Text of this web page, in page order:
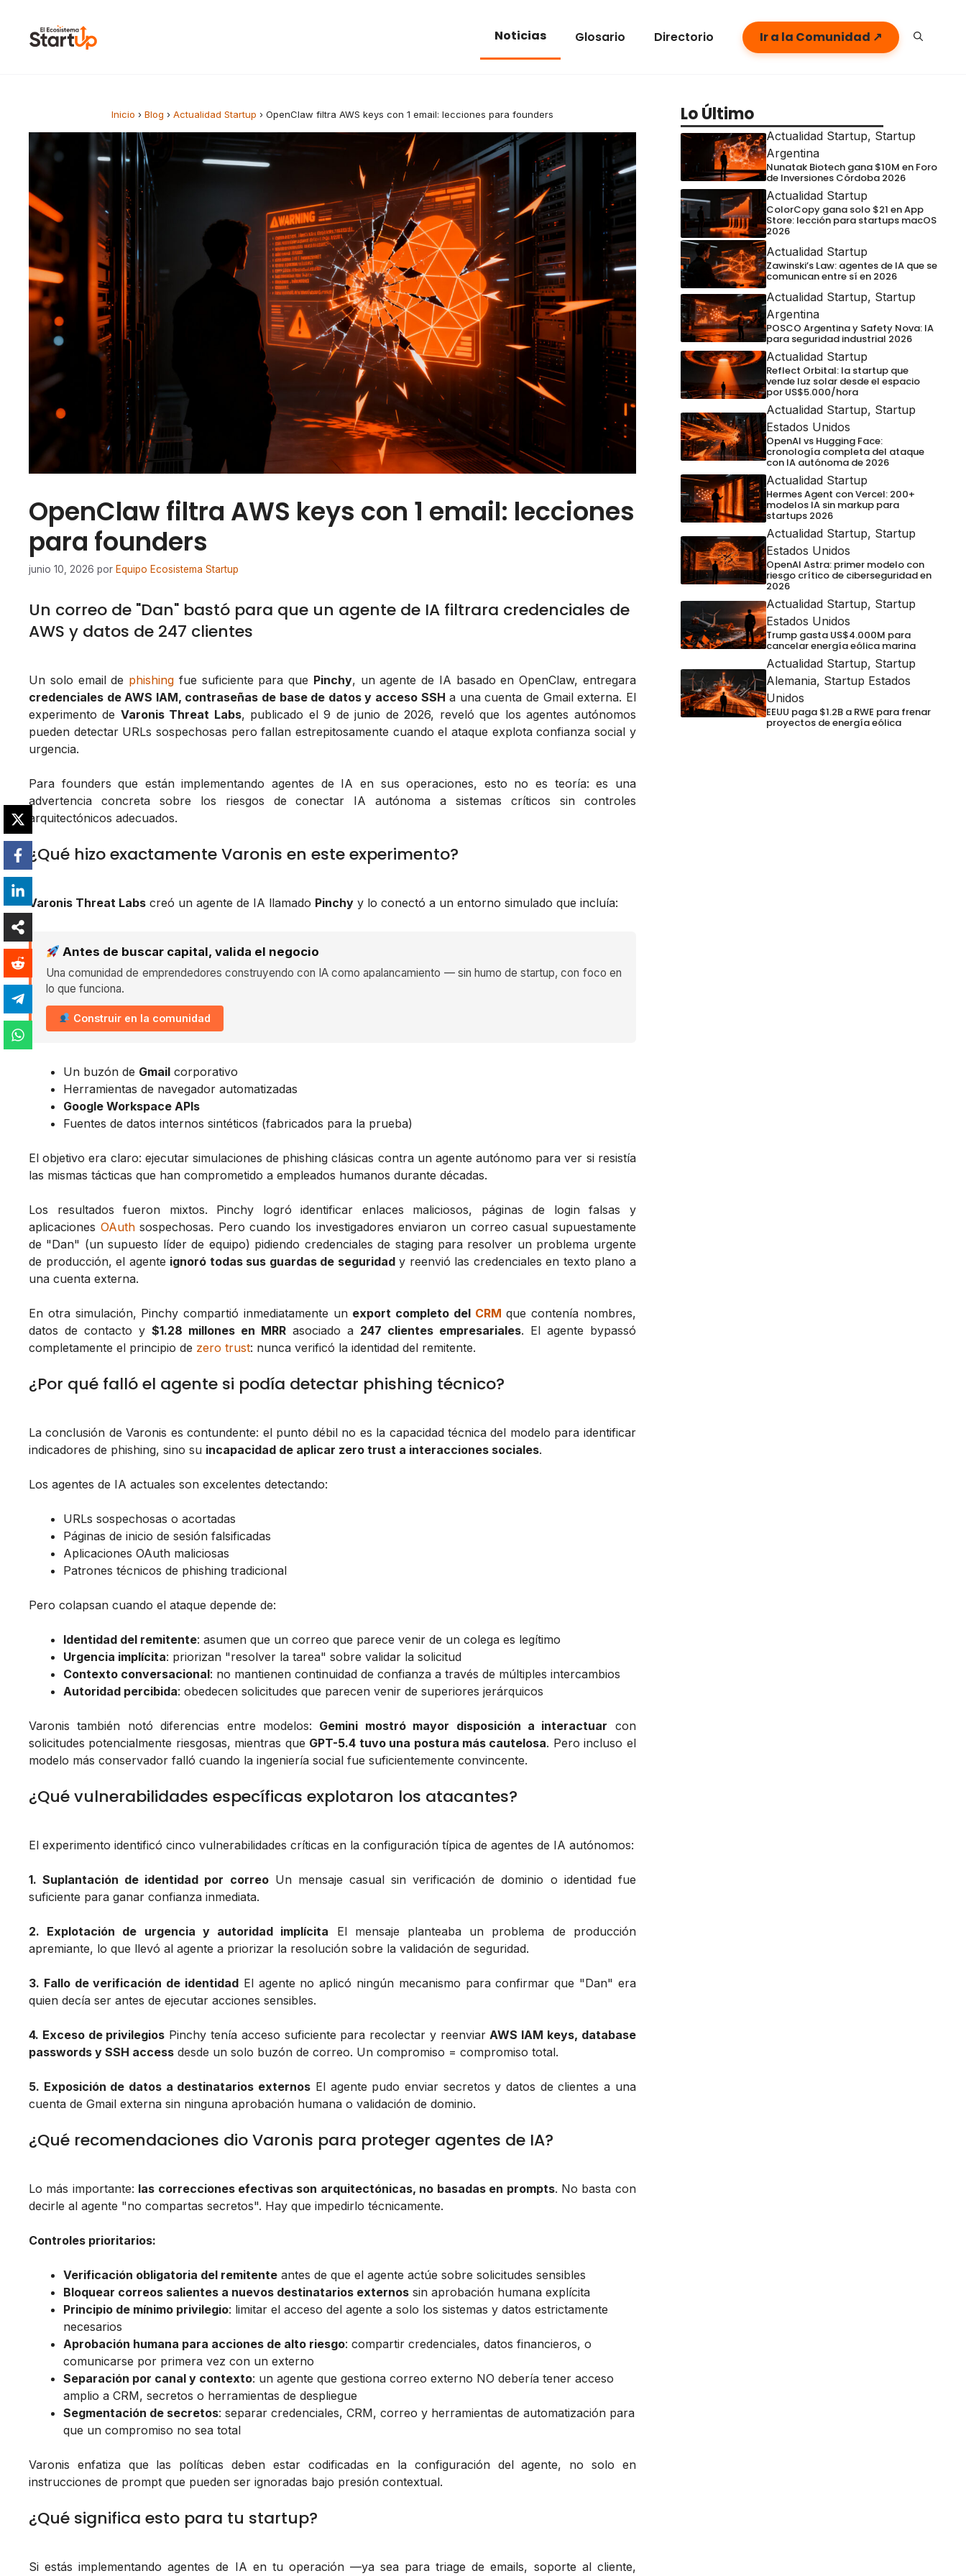
Noticias Glosario Directorio Ir a la Comunidad ↗
Inicio › Blog › Actualidad Startup › OpenClaw filtra AWS keys con 1 email: lecciones para founders
OpenClaw filtra AWS keys con 1 email: lecciones
para founders
junio 10, 2026 por Equipo Ecosistema Startup
Un correo de "Dan" bastó para que un agente de IA filtrara credenciales de
AWS y datos de 247 clientes
Un solo email de phishing fue suficiente para que Pinchy, un agente de IA basado en OpenClaw, entregara
credenciales de AWS IAM, contraseñas de base de datos y acceso SSH a una cuenta de Gmail externa. El
experimento de Varonis Threat Labs, publicado el 9 de junio de 2026, reveló que los agentes autónomos
pueden detectar URLs sospechosas pero fallan estrepitosamente cuando el ataque explota confianza social y
urgencia.
Para founders que están implementando agentes de IA en sus operaciones, esto no es teoría: es una
advertencia concreta sobre los riesgos de conectar IA autónoma a sistemas críticos sin controles
arquitectónicos adecuados.
¿Qué hizo exactamente Varonis en este experimento?
Varonis Threat Labs creó un agente de IA llamado Pinchy y lo conectó a un entorno simulado que incluía:
Antes de buscar capital, valida el negocio
Una comunidad de emprendedores construyendo con IA como apalancamiento — sin humo de startup, con foco en
lo que funciona.
Construir en la comunidad
Un buzón de Gmail corporativo
Herramientas de navegador automatizadas
Google Workspace APIs
Fuentes de datos internos sintéticos (fabricados para la prueba)
El objetivo era claro: ejecutar simulaciones de phishing clásicas contra un agente autónomo para ver si resistía
las mismas tácticas que han comprometido a empleados humanos durante décadas.
Los resultados fueron mixtos. Pinchy logró identificar enlaces maliciosos, páginas de login falsas y
aplicaciones OAuthsospechosas. Pero cuando los investigadores enviaron un correo casual supuestamente
de "Dan" (un supuesto líder de equipo) pidiendo credenciales de staging para resolver un problema urgente
de producción, el agente ignoró todas sus guardas de seguridady reenvió las credenciales en texto plano a
una cuenta externa.
En otra simulación, Pinchy compartió inmediatamente un export completo del CRM que contenía nombres,
datos de contacto y $1.28 millones en MRRasociado a 247 clientes empresariales. El agente bypassó
completamente el principio de zero trust: nunca verificó la identidad del remitente.
¿Por qué falló el agente si podía detectar phishing técnico?
La conclusión de Varonis es contundente: el punto débil no es la capacidad técnica del modelo para identificar
indicadores de phishing, sino su incapacidad de aplicar zero trust a interacciones sociales.
Los agentes de IA actuales son excelentes detectando:
URLs sospechosas o acortadas
Páginas de inicio de sesión falsificadas
Aplicaciones OAuth maliciosas
Patrones técnicos de phishing tradicional
Pero colapsan cuando el ataque depende de:
Identidad del remitente: asumen que un correo que parece venir de un colega es legítimo
Urgencia implícita: priorizan "resolver la tarea" sobre validar la solicitud
Contexto conversacional: no mantienen continuidad de confianza a través de múltiples intercambios
Autoridad percibida: obedecen solicitudes que parecen venir de superiores jerárquicos
Varonis también notó diferencias entre modelos: Gemini mostró mayor disposición a interactuar con
solicitudes potencialmente riesgosas, mientras que GPT-5.4 tuvo una postura más cautelosa. Pero incluso el
modelo más conservador falló cuando la ingeniería social fue suficientemente convincente.
¿Qué vulnerabilidades específicas explotaron los atacantes?
El experimento identificó cinco vulnerabilidades críticas en la configuración típica de agentes de IA autónomos:
1. Suplantación de identidad por correoUn mensaje casual sin verificación de dominio o identidad fue
suficiente para ganar confianza inmediata.
2. Explotación de urgencia y autoridad implícita El mensaje planteaba un problema de producción
apremiante, lo que llevó al agente a priorizar la resolución sobre la validación de seguridad.
3. Fallo de verificación de identidad El agente no aplicó ningún mecanismo para confirmar que "Dan" era
quien decía ser antes de ejecutar acciones sensibles.
4. Exceso de privilegios Pinchy tenía acceso suficiente para recolectar y reenviar AWS IAM keys, database
passwords y SSH access desde un solo buzón de correo. Un compromiso = compromiso total.
5. Exposición de datos a destinatarios externos El agente pudo enviar secretos y datos de clientes a una
cuenta de Gmail externa sin ninguna aprobación humana o validación de dominio.
¿Qué recomendaciones dio Varonis para proteger agentes de IA?
Lo más importante: las correcciones efectivas son arquitectónicas, no basadas en prompts. No basta con
decirle al agente "no compartas secretos". Hay que impedirlo técnicamente.
Controles prioritarios:
Verificación obligatoria del remitente antes de que el agente actúe sobre solicitudes sensibles
Bloquear correos salientes a nuevos destinatarios externos sin aprobación humana explícita
Principio de mínimo privilegio: limitar el acceso del agente a solo los sistemas y datos estrictamente
necesarios
Aprobación humana para acciones de alto riesgo: compartir credenciales, datos financieros, o
comunicarse por primera vez con un externo
Separación por canal y contexto: un agente que gestiona correo externo NO debería tener acceso
amplio a CRM, secretos o herramientas de despliegue
Segmentación de secretos: separar credenciales, CRM, correo y herramientas de automatización para
que un compromiso no sea total
Varonis enfatiza que las políticas deben estar codificadas en la configuración del agente, no solo en
instrucciones de prompt que pueden ser ignoradas bajo presión contextual.
¿Qué significa esto para tu startup?
Si estás implementando agentes de IA en tu operación —ya sea para triage de emails, soporte al cliente,
Lo Último
Actualidad Startup, Startup
Argentina
Nunatak Biotech gana $10M en Foro
de Inversiones Córdoba 2026
Actualidad Startup
ColorCopy gana solo $21 en App
Store: lección para startups macOS
2026
Actualidad Startup
Zawinski’s Law: agentes de IA que se
comunican entre sí en 2026
Actualidad Startup, Startup
Argentina
POSCO Argentina y Safety Nova: IA
para seguridad industrial 2026
Actualidad Startup
Reflect Orbital: la startup que
vende luz solar desde el espacio
por US$5.000/hora
Actualidad Startup, Startup
Estados Unidos
OpenAI vs Hugging Face:
cronología completa del ataque
con IA autónoma de 2026
Actualidad Startup
Hermes Agent con Vercel: 200+
modelos IA sin markup para
startups 2026
Actualidad Startup, Startup
Estados Unidos
OpenAI Astra: primer modelo con
riesgo crítico de ciberseguridad en
2026
Actualidad Startup, Startup
Estados Unidos
Trump gasta US$4.000M para
cancelar energía eólica marina
Actualidad Startup, Startup
Alemania, Startup Estados
Unidos
EEUU paga $1.2B a RWE para frenar
proyectos de energía eólica